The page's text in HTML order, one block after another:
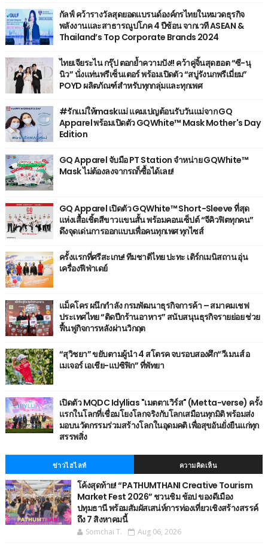
กัลฟ์ คว้ารางวัลสุดยอดแบรนด์องค์กรไทยในหมวดธุรกิจ
พลังงานและสาธารณูปโภค 4 ปีซ้อน จากเวที ASEAN &
Thailand’s Top Corporate Brands 2024
ไทยเจียระไน กรุ๊ป ตอกย้ำความปัง!! คว้าคู่จิ้นสุดฮอต “ซี-นุ
นิว” นั่งแท่นพรีเซ็นเตอร์ พร้อมเปิดตัว “สบู่รังนกพรีเมี่ยม”
POYD ผลิตภัณฑ์สำหรับทุกกลุ่มและทุกเพศ
#รักแม่ให้maskแม่ แคมเปญต้อนรับวันแม่จาก GQ
Apparel พร้อมเปิดตัว GQWhite™ Mask Mother's Day
Edition
GQ Apparel จับมือ PT Station จำหน่าย GQWhite™
Mask ไม่ต้องลงจากรถก็ซื้อได้เลย!
GQ Apparel เปิดตัว GQWhite™ Short-Sleeve ที่สุด
แห่งเสื้อเชิ้ตสีขาวแขนสั้น พร้อมคอนเซ็ปต์ “จีคิวฟิตทุกคน”
ดึงจุดเด่นการออกแบบเพื่อคนทุกเพศ ทุกไซส์
ครั้งแรกที่ศรีสะเกษ! ทีมชาติไทย ปะทะ เติร์กเมนิสถาน อุ่น
เครื่องฟีฟ่าเดย์
แม็คโคร ผนึกกำลัง กรมพัฒนาธุรกิจการค้า – สมาคมเชฟ
ประเทศไทย “ติดปีกร้านอาหาร” สนับสนุนธุรกิจรายย่อย ช่วย
ฟื้นฟูกิจการหลังผ่านวิกฤต
“สุวิชยา” ขยับตามผู้นำ 4 สโตรค จบรอบสองศึก“วีเมนส์ อ
เมเจอร์ เอเชีย-แปซิฟิก” ที่พัทยา
เปิดตัว MQDC Idyllias "เมตตาเวิร์ส" (Metta-verse) ครั้ง
แรกในโลกที่เชื่อมโยงโลกจริงกับโลกเสมือนทุกมิติ พร้อมส่ง
มอบนวัตกรรมร่วมสร้างโลกในอุดมคติ เพื่อสุขอันยั่งยืนแก่ทุก
สรรพสิ่ง
ข่าวไฮไลท์ ความคิดเห็น
โค้งสุดท้าย! “PATHUMTHANI Creative Tourism
Market Fest 2026” ชวนชิม ช้อป ของดีเมือง
ปทุมธานี พร้อมสัมผัสเสน่ห์การท่องเที่ยวเชิงสร้างสรรค์
ถึง 7 สิงหาคมนี้
Somchai T. Aug 06, 2026